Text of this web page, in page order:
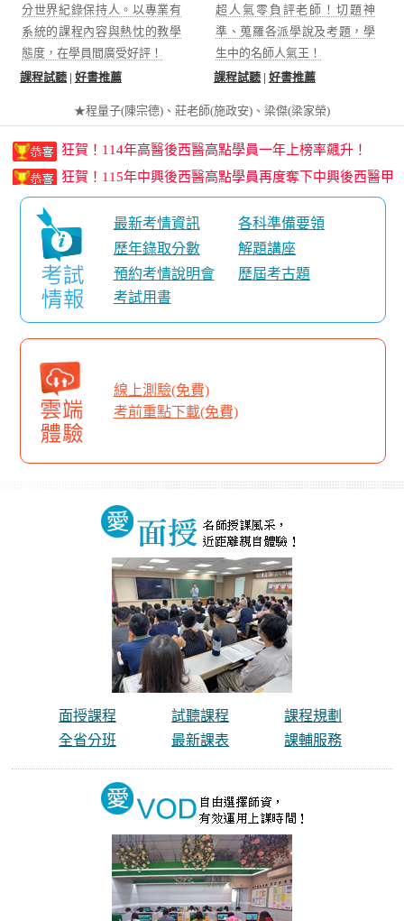
分世界紀錄保持人。以專業有
系統的課程內容與熱忱的教學
態度，在學員間廣受好評！
課程試聽| 好書推薦
超人氣零負評老師！切題神
準、蒐羅各派學說及考題，學
生中的名師人氣王！
課程試聽| 好書推薦
★程量子(陳宗德)、莊老師(施政安)、梁傑(梁家榮)
高點知識達學士後西醫雲端課程，展望116，現正預購
中！
116新課預購中，加碼115現版課程，現在報名提前預
習！
高點後西醫雙師資護航，重磅推出「物理特訓班」全台
強勢開課！
狂賀！114年高醫後西醫高點學員一年上榜率飆升！
狂賀！115年中興後西醫高點學員再度奪下中興後西醫甲
組榜首！
高點知識達學士後西醫雲端課程，展望116，現正預購
116新課預購中，加碼115現版課程，現在報名提前預
高點後西醫雙師資護航，重磅推出「物理特訓班」全台
強勢開課！
狂賀！114年高醫後西醫高點學員一年上榜率飆升！
最新考情資訊
各科準備要領
歷年錄取分數
解題講座
預約考情說明會
歷屆考古題
考試用書
線上測驗(免費)
考前重點下載(免費)
面授課程 試聽課程
課程規劃
全省分班
最新課表 課輔服務